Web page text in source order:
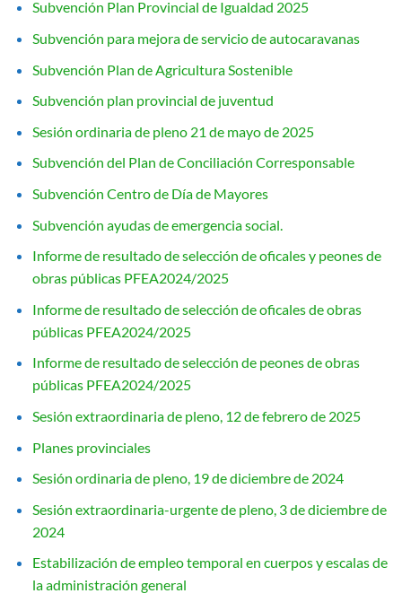
Subvención Plan Provincial de Igualdad 2025
Subvención para mejora de servicio de autocaravanas
Subvención Plan de Agricultura Sostenible
Subvención plan provincial de juventud
Sesión ordinaria de pleno 21 de mayo de 2025
Subvención del Plan de Conciliación Corresponsable
Subvención Centro de Día de Mayores
Subvención ayudas de emergencia social.
Informe de resultado de selección de oficales y peones de
obras públicas PFEA2024/2025
Informe de resultado de selección de oficales de obras
públicas PFEA2024/2025
Informe de resultado de selección de peones de obras
públicas PFEA2024/2025
Sesión extraordinaria de pleno, 12 de febrero de 2025
Planes provinciales
Sesión ordinaria de pleno, 19 de diciembre de 2024
Sesión extraordinaria-urgente de pleno, 3 de diciembre de
2024
Estabilización de empleo temporal en cuerpos y escalas de
la administración general